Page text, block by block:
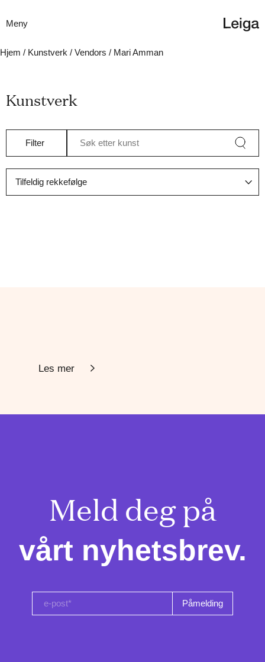
Meny
Hjem / Kunstverk / Vendors / Mari Amman
Kunstverk
Filter Søk etter kunst
Les mer
Meld deg på
vårt nyhetsbrev.
e-post*